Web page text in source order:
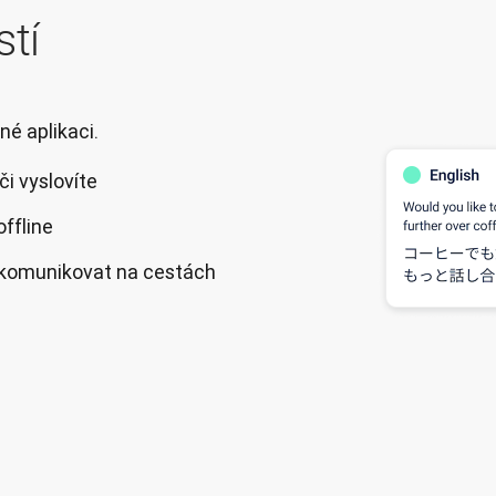
aplikaci.
vyslovíte
na cestách